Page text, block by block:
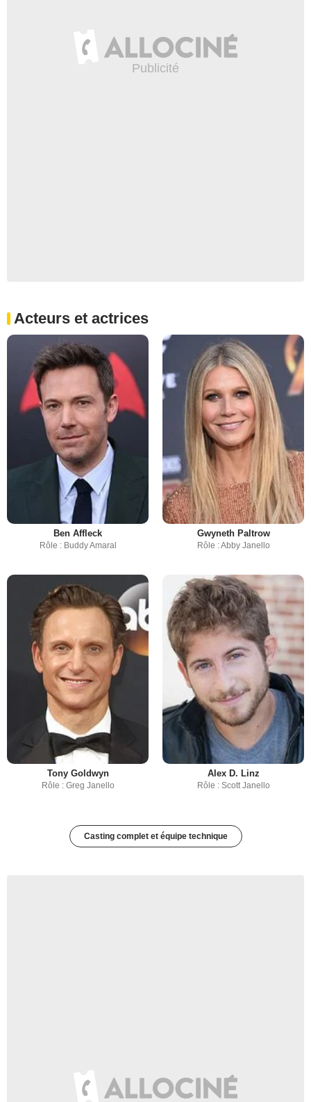
Acteurs et actrices
Ben Affleck
Rôle : Buddy Amaral
Gwyneth Paltrow
Rôle : Abby Janello
Tony Goldwyn
Rôle : Greg Janello
Alex D. Linz
Rôle : Scott Janello
Casting complet et équipe technique